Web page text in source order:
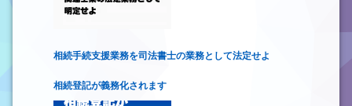
相続手続支援業務を司法書士の業務として法定せよ
相続登記が義務化されます